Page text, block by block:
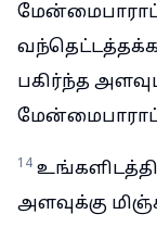
பகிர்ந்த
14
அளவுக்கு